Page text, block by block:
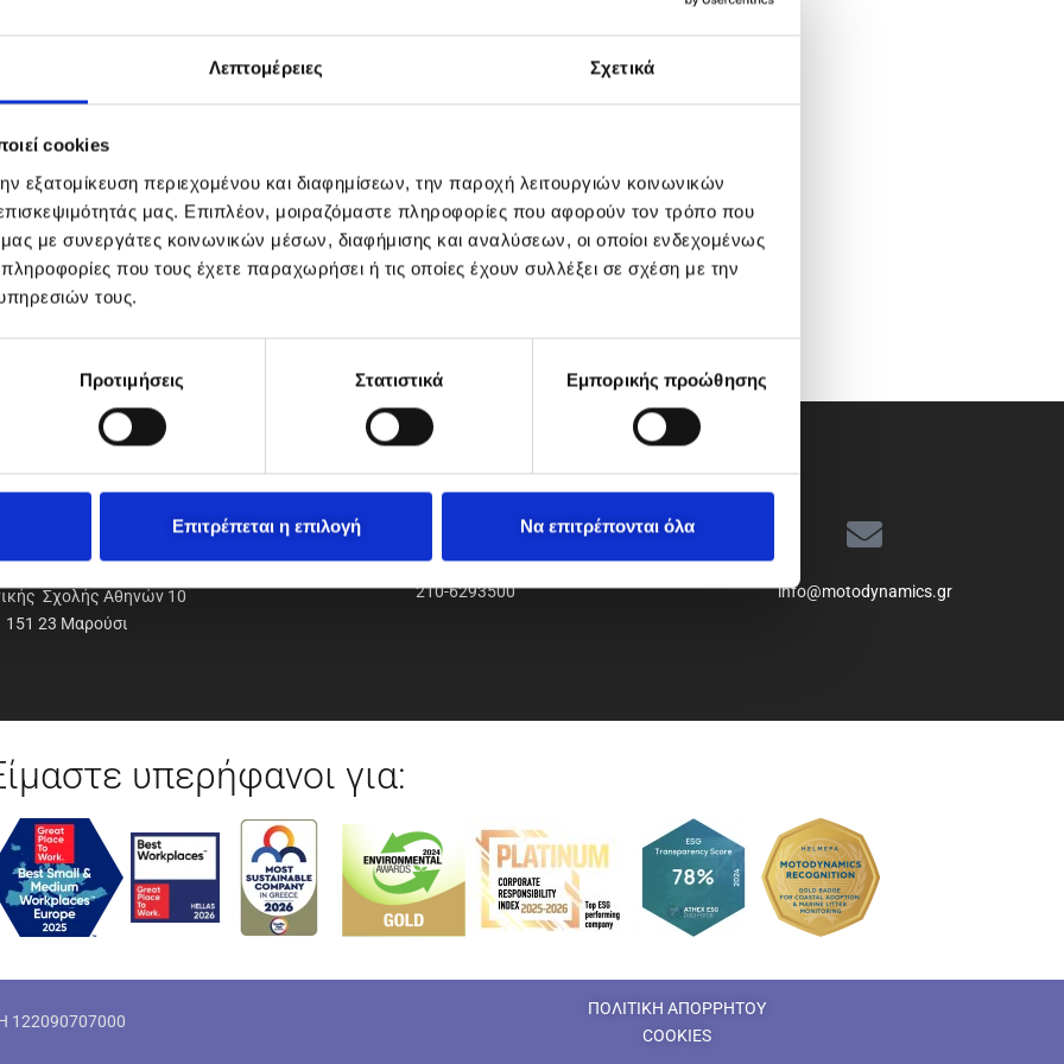
Λεπτομέρειες Σχετικά
cookies
εξατομίκευση περιεχομένου και διαφημίσεων, την παροχή λειτουργιών κοινωνικών
μας. Επιπλέον, μοιραζόμαστε πληροφορίες που αφορούν τον τρόπο που
μας με συνεργάτες κοινωνικών μέσων, διαφήμισης και αναλύσεων, οι οποίοι ενδεχομένως
που τους έχετε παραχωρήσει ή τις οποίες έχουν συλλέξει σε σχέση με την
τους.
Προτιμήσεις Στατιστικά Εμπορικής προώθησης
Επιτρέπεται η επιλογή Να επιτρέπονται όλα
Α.Ε.Ε.
Σχολής Αθηνών 10
151 23 Μαρούσι
210-6293500 info@motodynamics.gr
υπερήφανοι για:
122090707000
ΠΟΛΙΤΙΚΗ ΑΠΟΡΡΗΤΟΥ
COOKIES